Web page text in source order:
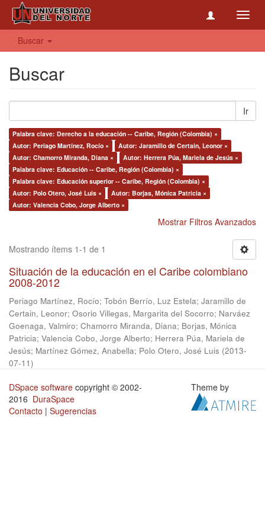
Buscar
Buscar
Ir
Palabra clave: Derecho a la educación -- Caribe, Región (Colombia) ×
Autor: Periago Martínez, Rocío ×
Autor: Jaramillo de Certain, Leonor ×
Autor: Chamorro Miranda, Diana ×
Autor: Herrera Púa, Mariela de Jesús ×
Palabra clave: Educación -- Caribe, Región (Colombia) ×
Palabra clave: Educación superior -- Caribe, Región (Colombia) ×
Autor: Polo Otero, José Luis ×
Autor: Borjas, Mónica Patricia ×
Autor: Valencia Cobo, Jorge Alberto ×
Mostrar Filtros Avanzados
Mostrando ítems 1-1 de 1
Situación de la educación en el Caribe colombiano
2008-2012
Periago Martínez, Rocío; Tobón Berrío, Luz Estela; Jaramillo de
Certain, Leonor; Osorio Villegas, Margarita del Socorro; Narváez
Goenaga, Valmiro; Chamorro Miranda, Diana; Borjas, Mónica
Patricia; Valencia Cobo, Jorge Alberto; Herrera Púa, Mariela de
Jesús; Martínez Gómez, Anabella; Polo Otero, José Luis (2013-
07-11)
DSpace software copyright © 2002-
2016 DuraSpace
Contacto | Sugerencias
Theme by